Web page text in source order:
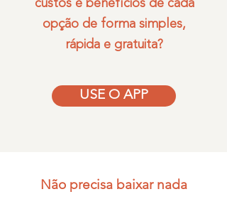
custos e benefícios de cada
opção de forma simples,
rápida e gratuita?
USE O APP
Não precisa baixar nada